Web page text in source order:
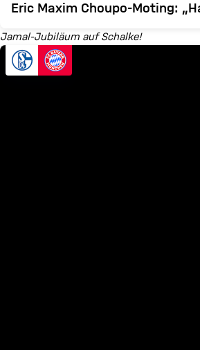
Eric Maxim Choupo-Moting:
Jamal-Jubiläum auf Schalke!